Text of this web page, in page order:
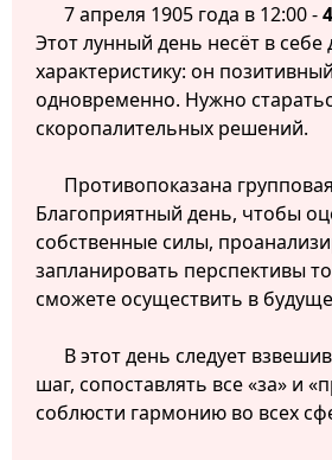
7 апреля 1905 года в 12:00 -
Этот лунный день несёт в
характеристику: он
одновременно. Нужно
скоропалительных решений.
Противопоказана
Благоприятный день, чтобы
собственные силы,
запланировать перспективы
сможете осуществить в
В этот день следует
шаг, сопоставлять все «за» и
соблюсти гармонию во всех